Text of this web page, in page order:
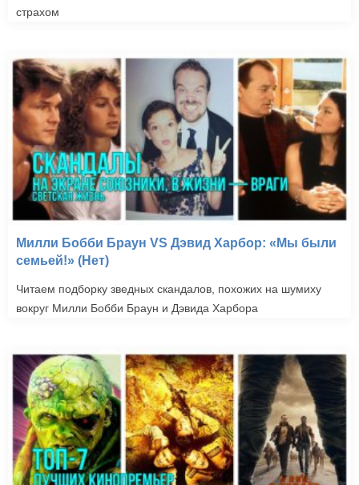
страхом
Милли Бобби Браун VS Дэвид Харбор: «Мы были
семьей!» (Нет)
Читаем подборку зведных скандалов, похожих на шумиху
вокруг Милли Бобби Браун и Дэвида Харбора